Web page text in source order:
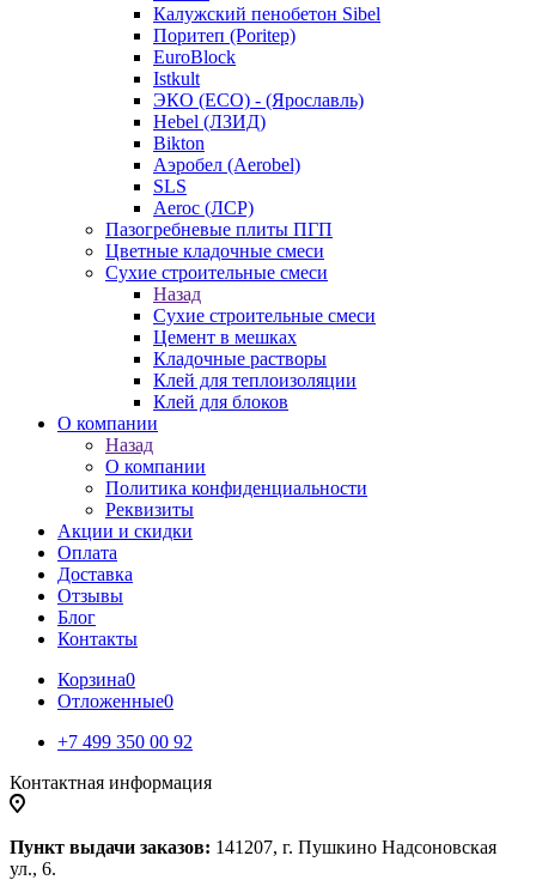
Калужский пенобетон Sibel
Поритеп (Poritep)
EuroBlock
Istkult
ЭКО (ECO) - (Ярославль)
Hebel (ЛЗИД)
Bikton
Аэробел (Aerobel)
SLS
Aeroc (ЛСР)
Пазогребневые плиты ПГП
Цветные кладочные смеси
Сухие строительные смеси
Назад
Сухие строительные смеси
Цемент в мешках
Кладочные растворы
Клей для теплоизоляции
Клей для блоков
О компании
Назад
О компании
Политика конфиденциальности
Реквизиты
Акции и скидки
Оплата
Доставка
Отзывы
Блог
Контакты
Корзина0
Отложенные0
+7 499 350 00 92
Контактная информация
Пункт выдачи заказов: 141207, г. Пушкино Надсоновская
ул., 6.